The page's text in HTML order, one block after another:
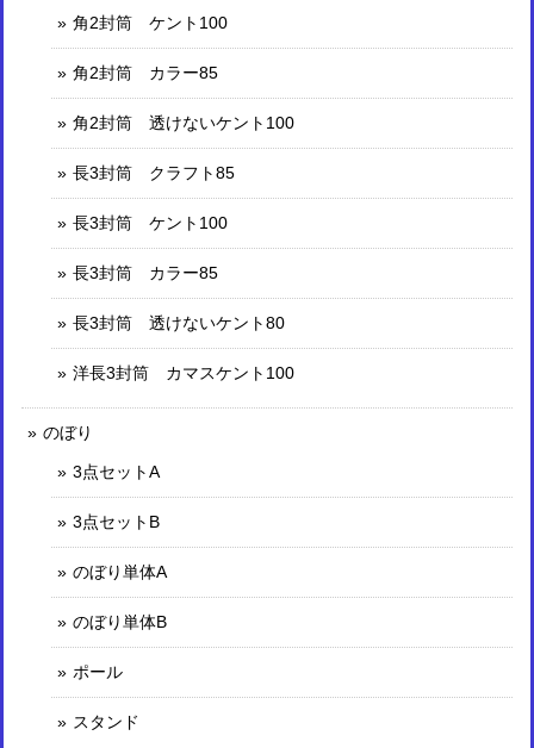
角2封筒 ケント100
角2封筒 カラー85
角2封筒 透けないケント100
長3封筒 クラフト85
長3封筒 ケント100
長3封筒 カラー85
長3封筒 透けないケント80
洋長3封筒 カマスケント100
のぼり
3点セットA
3点セットB
のぼり単体A
のぼり単体B
ポール
スタンド